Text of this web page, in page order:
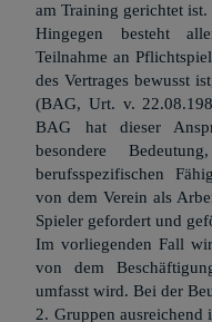
am Training gerichtet ist.
Hingegen besteht
Teilnahme an
des Vertrages bewusst
(BAG, Urt. v.
BAG hat dieser
besondere
berufsspezifischen
von dem Verein als
Spieler gefordert und
Im vorliegenden Fall
von dem
umfasst wird. Bei der
2. Gruppen ausreichend